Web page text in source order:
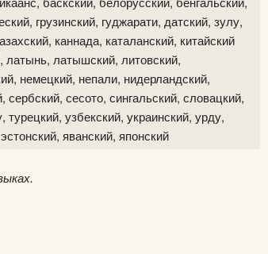
грузинский, гуджарати, датский, зулу,
каннада, каталанский, китайский
латынь, латышский, литовский,
немецкий, непали, нидерландский,
сесото, сингальский, словацкий,
узбекский, украинский, урду,
яванский, японский